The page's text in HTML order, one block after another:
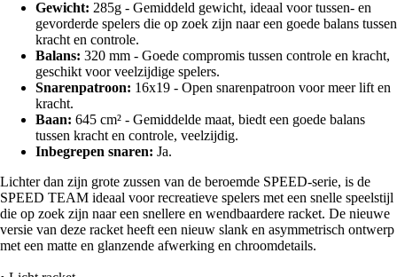
Gewicht: 285g - Gemiddeld gewicht, ideaal voor tussen- en
gevorderde spelers die op zoek zijn naar een goede balans tussen
kracht en controle.
Balans: 320 mm - Goede compromis tussen controle en kracht,
geschikt voor veelzijdige spelers.
Snarenpatroon: 16x19 - Open snarenpatroon voor meer lift en
kracht.
Baan: 645 cm² - Gemiddelde maat, biedt een goede balans
tussen kracht en controle, veelzijdig.
Inbegrepen snaren: Ja.
Lichter dan zijn grote zussen van de beroemde SPEED-serie, is de
SPEED TEAM ideaal voor recreatieve spelers met een snelle speelstijl
die op zoek zijn naar een snellere en wendbaardere racket. De nieuwe
versie van deze racket heeft een nieuw slank en asymmetrisch ontwerp
met een matte en glanzende afwerking en chroomdetails.